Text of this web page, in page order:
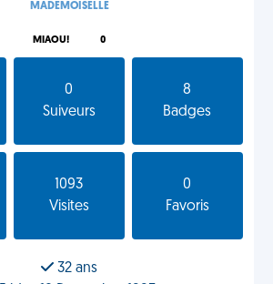
MADEMOISELLE
MIAOU! 0
0
Suiveurs
8
Badges
1093
Visites
0
Favoris
32 ans